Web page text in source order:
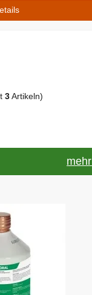
3 Artikeln)
mehr